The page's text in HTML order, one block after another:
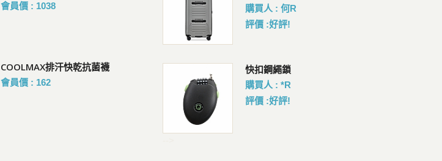
會員價 : 1038
COOLMAX排汗快乾抗菌襪
會員價 : 162
Pacsafe V Action 防盜胸背 斜
背包 2.5L
會員價 : 3062
評價 :好評!
Pacsafe V Crossbody 防盜旅
行斜背包 5L
購買人 : 何R
評價 :好評!
快扣鋼繩鎖
購買人 : *R
評價 :好評!